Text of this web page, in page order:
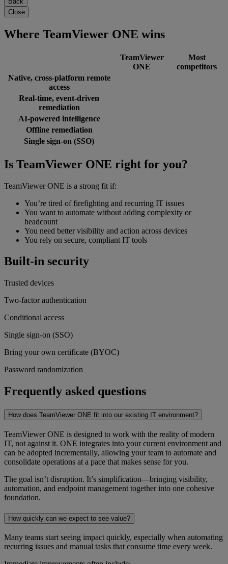
Close
Where TeamViewer ONE wins
TeamViewer
ONE
Most
competitors
Native, cross-platform remote
access
Real-time, event-driven
remediation
AI-powered intelligence
Offline remediation
Single sign-on (SSO)
Is TeamViewer ONE right for you?
TeamViewer ONE is a strong fit if:
You’re tired of firefighting and recurring IT issues
You want to automate without adding complexity or
headcount
You need better visibility and action across devices
You rely on secure, compliant IT tools
Built-in security
Trusted devices
Two-factor authentication
Conditional access
Single sign-on (SSO)
Bring your own certificate (BYOC)
Password randomization
Frequently asked questions
How does TeamViewer ONE fit into our existing IT environment?
TeamViewer ONE is designed to work with the reality of modern
IT, not against it. ONE integrates into your current environment and
can be adopted incrementally, allowing your team to automate and
consolidate operations at a pace that makes sense for you.
The goal isn’t disruption. It’s simplification—bringing visibility,
automation, and endpoint management together into one cohesive
foundation.
How quickly can we expect to see value?
Many teams start seeing impact quickly, especially when automating
recurring issues and manual tasks that consume time every week.